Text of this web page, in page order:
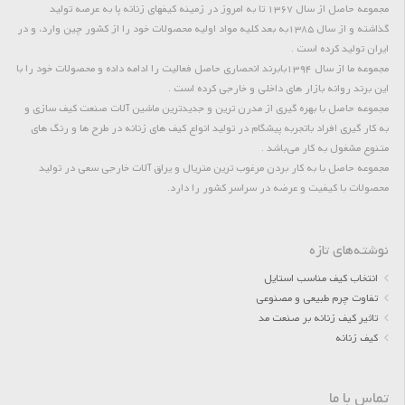
مجموعه حاصل از سال 1367 تا به امروز در زمینه کیفهای زنانه پا به عرصه تولید
گذاشته و از سال 1385به بعد کلیه مواد اولیه محصولات خود را از کشور چین وارد، و در
ایران تولید کرده است .
مجموعه ما از سال 1394بابرند انحصاری حاصل فعالیت را ادامه داده و محصولات خود را با
این برند روانه بازار های داخلی و خارجی کرده است .
مجموعه حاصل با بهره گیری از مدرن ترین و جدیدترین ماشین آلات صنعت کیف سازی و
به کار گیری افراد باتجربه پیشگام در تولید انواع کیف های زنانه در طرح ها و رنگ های
متنوع مشغول به کار می‌باشد .
مجموعه حاصل با به کار بردن مرغوب ترین متریال و یراق آلات خارجی سعی در تولید
محصولات با کیفیت و عرضه در سراسر کشور را دارد.
نوشته‌های تازه
انتخاب کیف مناسب استایل
تفاوت چرم طبیعی و مصنوعی
تاثیر کیف زنانه بر صنعت مد
کیف زنانه
تماس با ما